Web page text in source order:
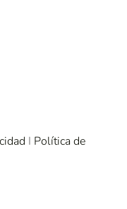
I Política de